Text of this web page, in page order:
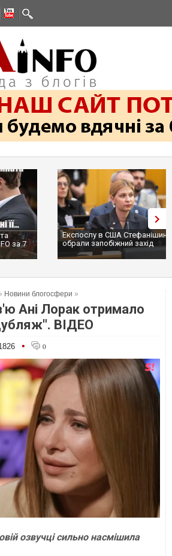
за 7
Експослу в США
обрали запобіжний захід
Новини блогосфери »
Ані Лорак отримало
ВІДЕО
• 0
озвучці сильно насмішила